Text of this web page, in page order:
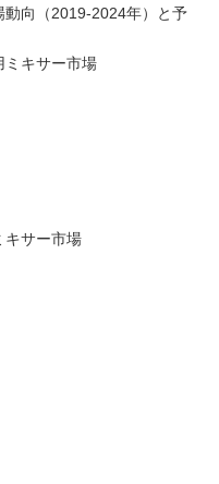
向（2019-2024年）と予
ミキサー市場
キサー市場